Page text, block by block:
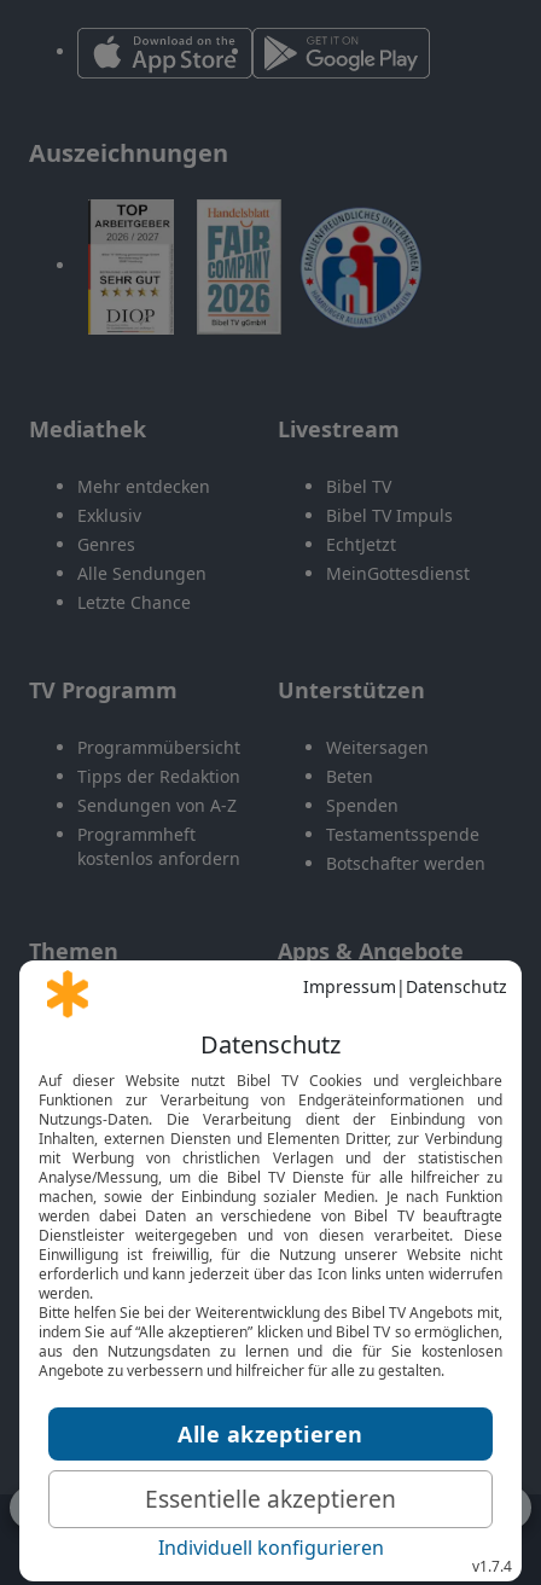
Auszeichnungen
Mediathek
Mehr entdecken
Exklusiv
Genres
Alle Sendungen
Letzte Chance
Livestream
Bibel TV
Bibel TV Impuls
EchtJetzt
MeinGottesdienst
TV Programm
Programmübersicht
Tipps der Redaktion
Sendungen von A-Z
Programmheft
kostenlos anfordern
Unterstützen
Weitersagen
Beten
Spenden
Testamentsspende
Botschafter werden
Themen
Gott und Bibel erklärt
Neuigkeiten
Apps & Angebote
Mobile App
Smart TV
HbbTV
Bibelthek Online-Bibel
Nächster Gottesdienst
Bibel TV
Über uns
Jobs
Mediadaten
Service
Kontakt
TV-Empfang
bibeltv.de: Impressum
Datenschutz
Nutzungsbedingungen
Fakten Bibel TV App